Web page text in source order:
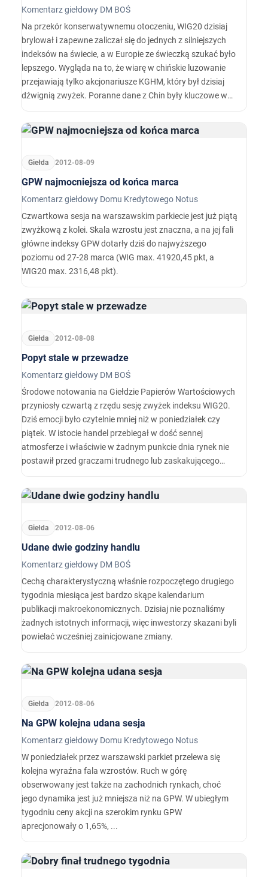
Komentarz giełdowy DM BOŚ
Na przekór konserwatywnemu otoczeniu, WIG20 dzisiaj
brylował i zapewne zaliczał się do jednych z silniejszych
indeksów na świecie, a w Europie ze świeczką szukać było
lepszego. Wygląda na to, że wiarę w chińskie luzowanie
przejawiają tylko akcjonariusze KGHM, który był dzisiaj
dźwignią zwyżek. Poranne dane z Chin były kluczowe w
Giełda 2012-08-09
GPW najmocniejsza od końca marca
Komentarz giełdowy Domu Kredytowego Notus
Czwartkowa sesja na warszawskim parkiecie jest już piątą
zwyżkową z kolei. Skala wzrostu jest znaczna, a na jej fali
główne indeksy GPW dotarły dziś do najwyższego
poziomu od 27-28 marca (WIG max. 41920,45 pkt, a
WIG20 max. 2316,48 pkt).
Giełda 2012-08-08
Popyt stale w przewadze
Komentarz giełdowy DM BOŚ
Środowe notowania na Giełdzie Papierów Wartościowych
przyniosły czwartą z rzędu sesję zwyżek indeksu WIG20.
Dziś emocji było czytelnie mniej niż w poniedziałek czy
piątek. W istocie handel przebiegał w dość sennej
atmosferze i właściwie w żadnym punkcie dnia rynek nie
postawił przed graczami trudnego lub zaskakującego
Giełda 2012-08-06
Udane dwie godziny handlu
Komentarz giełdowy DM BOŚ
Cechą charakterystyczną właśnie rozpoczętego drugiego
tygodnia miesiąca jest bardzo skąpe kalendarium
publikacji makroekonomicznych. Dzisiaj nie poznaliśmy
żadnych istotnych informacji, więc inwestorzy skazani byli
powielać wcześniej zainicjowane zmiany.
Giełda 2012-08-06
Na GPW kolejna udana sesja
Komentarz giełdowy Domu Kredytowego Notus
W poniedziałek przez warszawski parkiet przelewa się
kolejna wyraźna fala wzrostów. Ruch w górę
obserwowany jest także na zachodnich rynkach, choć
jego dynamika jest już mniejsza niż na GPW. W ubiegłym
tygodniu ceny akcji na szerokim rynku GPW
aprecjonowały o 1,65%, ...